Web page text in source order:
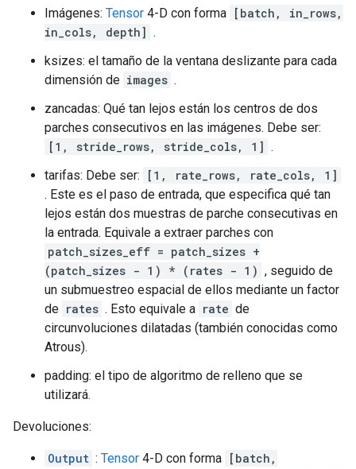
Imágenes: Tensor 4-D con forma [batch, in_rows,
in_cols, depth] .
ksizes: el tamaño de la ventana deslizante para cada
dimensión de images .
zancadas: Qué tan lejos están los centros de dos
parches consecutivos en las imágenes. Debe ser:
[1, stride_rows, stride_cols, 1] .
tarifas: Debe ser:
[1, rate_rows, rate_cols, 1]
. Este es el paso de entrada, que especifica qué tan
lejos están dos muestras de parche consecutivas en
la entrada. Equivale a extraer parches con
patch_sizes_eff = patch_sizes +
(patch_sizes - 1) * (rates - 1) , seguido de
un submuestreo espacial de ellos mediante un factor
de rates . Esto equivale a rate de
circunvoluciones dilatadas (también conocidas como
Atrous).
padding: el tipo de algoritmo de relleno que se
utilizará.
Devoluciones:
Output : Tensor 4-D con forma [batch,